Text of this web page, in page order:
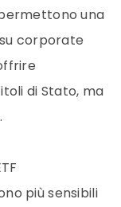
una
corporate
di Stato, ma
più sensibili